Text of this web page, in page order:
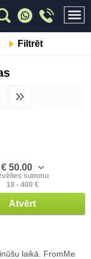
Filtrēt
€ 50.00
summu
10 - 400 €
Atvērt
laikā. FromMe